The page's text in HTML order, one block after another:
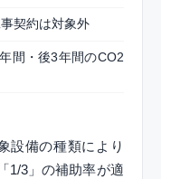
契約は対象外
間・後3年間のCO2
設備の種類により
1/3」の補助率が適